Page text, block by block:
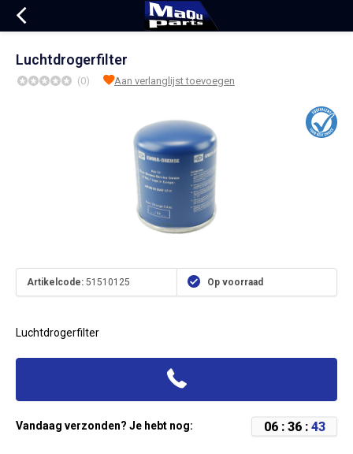
Luchtdrogerfilter
(0) Aan verlanglijst toevoegen
Artikelcode: 51510125 Op voorraad
Luchtdrogerfilter
Vandaag verzonden? Je hebt nog: 06: 36: 43